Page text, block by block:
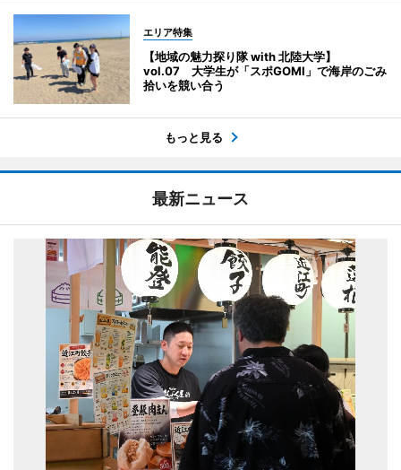
エリア特集
【地域の魅力探り隊 with 北陸大学】
vol.07 大学生が「スポGOMI」で海岸のごみ
拾いを競い合う
もっと見る
最新ニュース